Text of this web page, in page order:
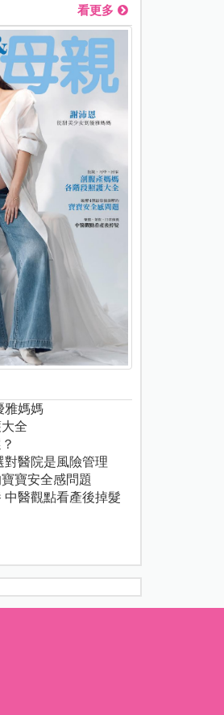
看更多
雅媽媽
全
對醫院是風險管理
寶安全感問題
醫觀點看產後掉髮